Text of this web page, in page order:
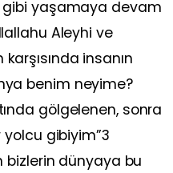
gibi yaşamaya devam
Aleyhi ve
insanın
benim neyime?
gölgelenen, sonra
gibiyim”3
bizlerin dünyaya bu